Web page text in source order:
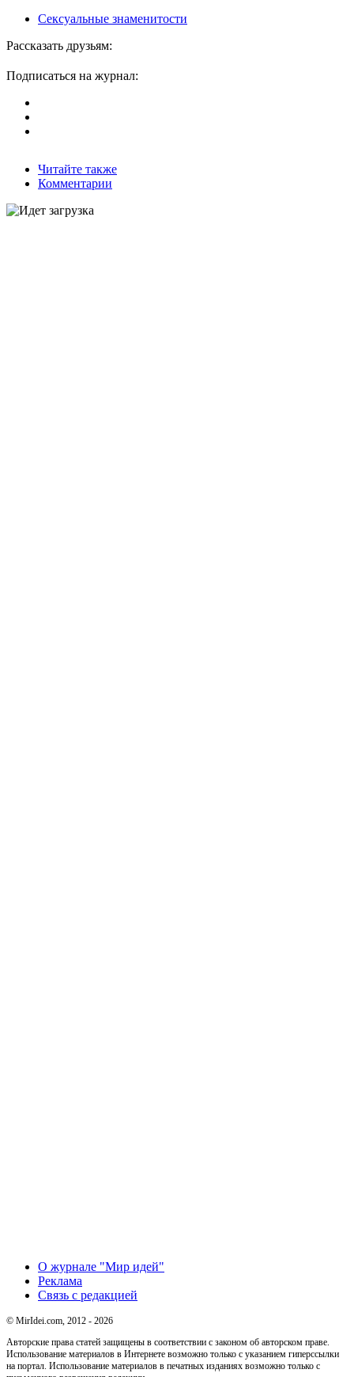
Сексуальные знаменитости
Рассказать друзьям:
Подписаться на журнал:
Читайте также
Комментарии
О журнале "Мир идей"
Реклама
Связь с редакцией
© MirIdei.com, 2012 - 2026
Авторские права статей защищены в соответствии с законом об авторском праве.
Использование материалов в Интернете возможно только с указанием гиперссылки
на портал. Использование материалов в печатных изданиях возможно только с